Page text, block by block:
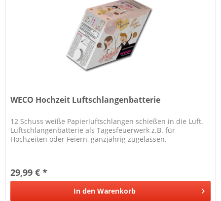
WECO Hochzeit Luftschlangenbatterie
12 Schuss weiße Papierluftschlangen schießen in die Luft.
Luftschlangenbatterie als Tagesfeuerwerk z.B. für
Hochzeiten oder Feiern, ganzjährig zugelassen.
29,99 € *
In den Warenkorb